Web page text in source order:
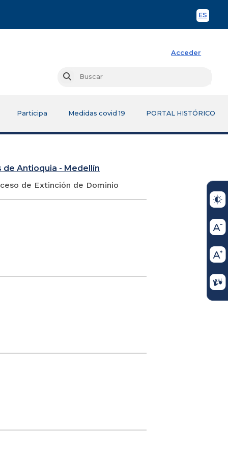
ES
Acceder
Buscar
Participa Medidas covid 19 PORTAL HISTÓRICO
de Antioquia - Medellín
de Extinción de Dominio